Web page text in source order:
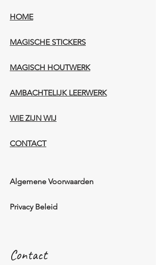
HOME
MAGISCHE STICKERS
MAGISCH HOUTWERK
AMBACHTELIJK LEERWERK​
WIE ZIJN WIJ​​
CONTACT
Algemene Voorwaarden
Privacy Beleid
Contact